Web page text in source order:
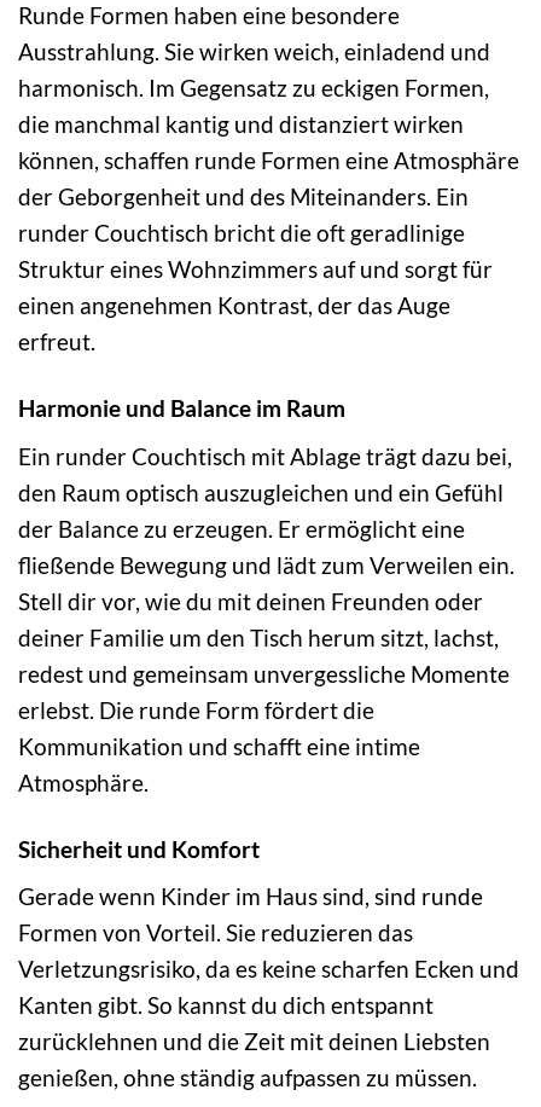
Runde Formen haben eine besondere
Ausstrahlung. Sie wirken weich, einladend und
harmonisch. Im Gegensatz zu eckigen Formen,
die manchmal kantig und distanziert wirken
können, schaffen runde Formen eine Atmosphäre
der Geborgenheit und des Miteinanders. Ein
runder Couchtisch bricht die oft geradlinige
Struktur eines Wohnzimmers auf und sorgt für
einen angenehmen Kontrast, der das Auge
erfreut.
Harmonie und Balance im Raum
Ein runder Couchtisch mit Ablage trägt dazu bei,
den Raum optisch auszugleichen und ein Gefühl
der Balance zu erzeugen. Er ermöglicht eine
fließende Bewegung und lädt zum Verweilen ein.
Stell dir vor, wie du mit deinen Freunden oder
deiner Familie um den Tisch herum sitzt, lachst,
redest und gemeinsam unvergessliche Momente
erlebst. Die runde Form fördert die
Kommunikation und schafft eine intime
Atmosphäre.
Sicherheit und Komfort
Gerade wenn Kinder im Haus sind, sind runde
Formen von Vorteil. Sie reduzieren das
Verletzungsrisiko, da es keine scharfen Ecken und
Kanten gibt. So kannst du dich entspannt
zurücklehnen und die Zeit mit deinen Liebsten
genießen, ohne ständig aufpassen zu müssen.